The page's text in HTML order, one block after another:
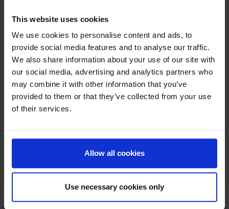
This website uses cookies
We use cookies to personalise content and ads, to
provide social media features and to analyse our traffic.
We also share information about your use of our site with
our social media, advertising and analytics partners who
may combine it with other information that you’ve
provided to them or that they’ve collected from your use
of their services.
Allow all cookies
Use necessary cookies only